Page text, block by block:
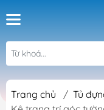
Trang chủ / Tủ